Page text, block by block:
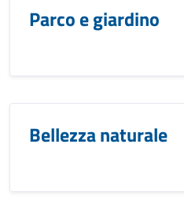
Parco e giardino
Bellezza naturale